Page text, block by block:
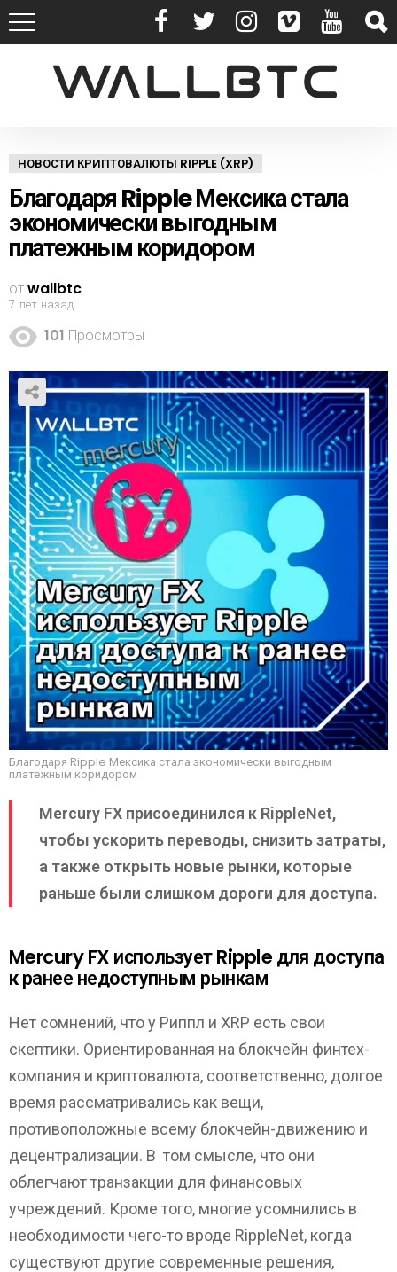
НОВОСТИ КРИПТОВАЛЮТЫ RIPPLE (XRP)
Благодаря Ripple Мексика стала
экономически выгодным
платежным коридором
отwallbtc
7 лет назад
101 Просмотры
Благодаря Ripple Мексика стала экономически выгодным
платежным коридором
Mercury FX присоединился к RippleNet,
чтобы ускорить переводы, снизить затраты,
а также открыть новые рынки, которые
раньше были слишком дороги для доступа.
Mercury FX использует Ripple для доступа
к ранее недоступным рынкам
Нет сомнений, что у Риппл и XRP есть свои
скептики. Ориентированная на блокчейн финтех-
компания и криптовалюта, соответственно, долгое
время рассматривались как вещи,
противоположные всему блокчейн-движению и
децентрализации. В том смысле, что они
облегчают транзакции для финансовых
учреждений. Кроме того, многие усомнились в
необходимости чего-то вроде RippleNet, когда
существуют другие современные решения,